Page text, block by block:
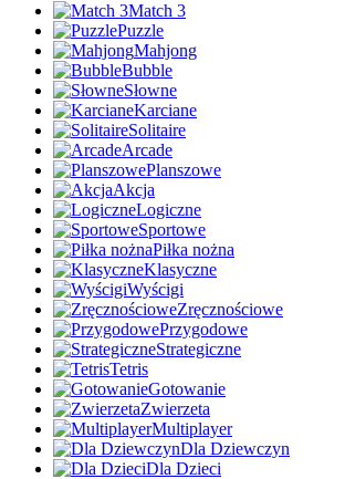
Match 3
Puzzle
Mahjong
Bubble
Słowne
Karciane
Solitaire
Arcade
Planszowe
Akcja
Logiczne
Sportowe
Piłka nożna
Klasyczne
Wyścigi
Zręcznościowe
Przygodowe
Strategiczne
Tetris
Gotowanie
Zwierzeta
Multiplayer
Dla Dziewczyn
Dla Dzieci